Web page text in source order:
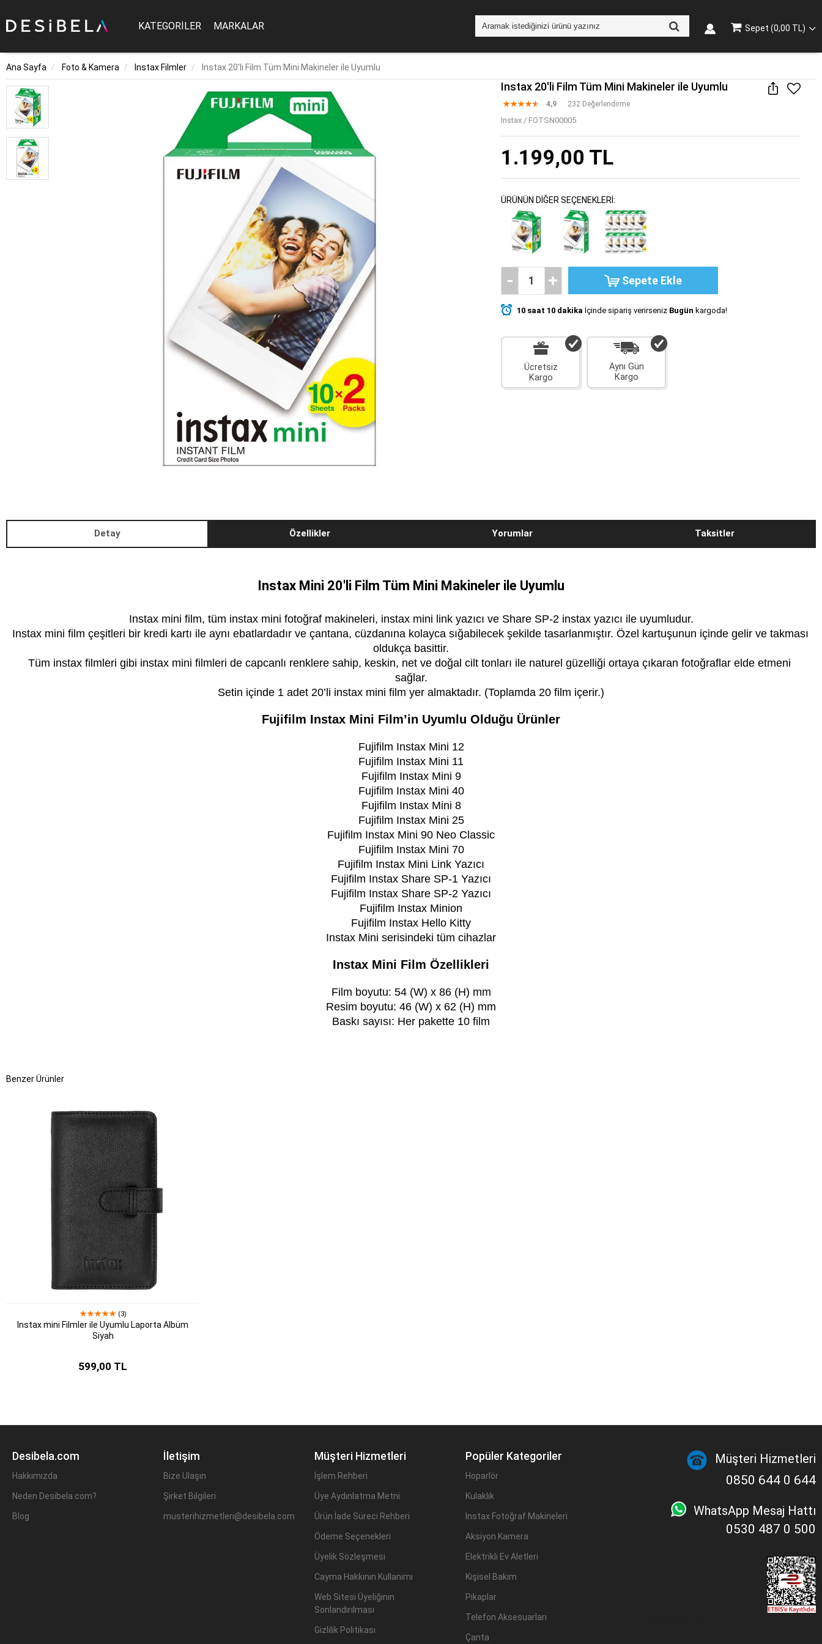
KATEGORİLER MARKALAR Sepet (0,00 TL)
Ana Sayfa Foto & Kamera Instax Filmler Instax 20'li Film Tüm Mini Makineler ile Uyumlu
Instax 20'li Film Tüm Mini Makineler ile Uyumlu
4,9 232 Değerlendirme
Instax / FOTSN00005
1.199,00 TL
ÜRÜNÜN DİĞER SEÇENEKLERİ:
- + Sepete Ekle
10 saat 10 dakika İçinde sipariş verirseniz Bugün kargoda!
Ücretsiz
Kargo
Aynı Gün
Kargo
Detay Özellikler Yorumlar Taksitler
Instax Mini 20'li Film Tüm Mini Makineler ile Uyumlu
Instax mini film, tüm instax mini fotoğraf makineleri, instax mini link yazıcı ve Share SP-2 instax yazıcı ile uyumludur.
Instax mini film çeşitleri bir kredi kartı ile aynı ebatlardadır ve çantana, cüzdanına kolayca sığabilecek şekilde tasarlanmıştır. Özel kartuşunun içinde gelir ve takması
oldukça basittir.
Tüm instax filmleri gibi instax mini filmleri de capcanlı renklere sahip, keskin, net ve doğal cilt tonları ile naturel güzelliği ortaya çıkaran fotoğraflar elde etmeni
sağlar.
Setin içinde 1 adet 20’li instax mini film yer almaktadır. (Toplamda 20 film içerir.)
Fujifilm Instax Mini Film’in Uyumlu Olduğu Ürünler
Fujifilm Instax Mini 12
Fujifilm Instax Mini 11
Fujifilm Instax Mini 9
Fujifilm Instax Mini 40
Fujifilm Instax Mini 8
Fujifilm Instax Mini 25
Fujifilm Instax Mini 90 Neo Classic
Fujifilm Instax Mini 70
Fujifilm Instax Mini Link Yazıcı
Fujifilm Instax Share SP-1 Yazıcı
Fujifilm Instax Share SP-2 Yazıcı
Fujifilm Instax Minion
Fujifilm Instax Hello Kitty
Instax Mini serisindeki tüm cihazlar
Instax Mini Film Özellikleri
Film boyutu: 54 (W) x 86 (H) mm
Resim boyutu: 46 (W) x 62 (H) mm
Baskı sayısı: Her pakette 10 film
Benzer Ürünler
(3)
Instax mini Filmler ile Uyumlu Laporta Albüm
Siyah
599,00 TL
Desibela.com
Hakkımızda
Neden Desibela.com?
Blog
İletişim
Bize Ulaşın
Şirket Bilgileri
musterihizmetleri@desibela.com
Müşteri Hizmetleri
İşlem Rehberi
Üye Aydınlatma Metni
Ürün İade Süreci Rehberi
Ödeme Seçenekleri
Üyelik Sözleşmesi
Cayma Hakkının Kullanımı
Web Sitesi Üyeliğinin
Sonlandırılması
Gizlilik Politikası
Popüler Kategoriler
Hoparlör
Kulaklık
Instax Fotoğraf Makineleri
Aksiyon Kamera
Elektrikli Ev Aletleri
Kişisel Bakım
Pikaplar
Telefon Aksesuarları
Çanta
Müşteri Hizmetleri
0850 644 0 644
WhatsApp Mesaj Hattı
0530 487 0 500